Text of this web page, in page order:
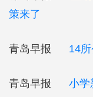
策来了
青岛早报 14
青岛早报 小学